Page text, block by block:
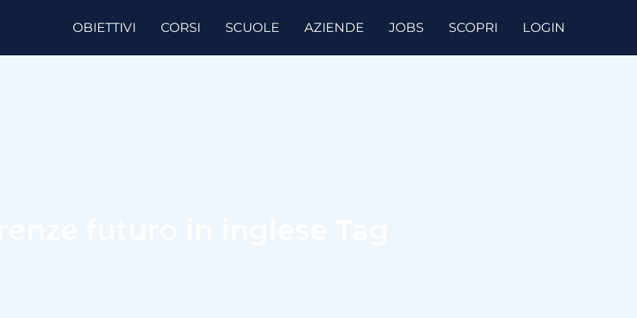
OBIETTIVI CORSI SCUOLE AZIENDE JOBS SCOPRI LOGIN